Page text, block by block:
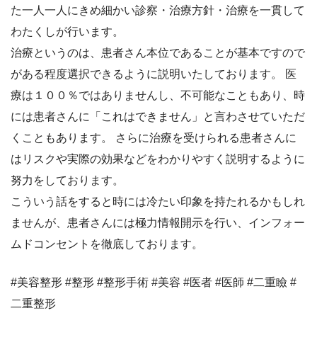
た一人一人にきめ細かい診察・治療方針・治療を一貫して
わたくしが行います。
治療というのは、患者さん本位であることが基本ですので
がある程度選択できるように説明いたしております。 医
療は１００％ではありませんし、不可能なこともあり、時
には患者さんに「これはできません」と言わさせていただ
くこともあります。 さらに治療を受けられる患者さんに
はリスクや実際の効果などをわかりやすく説明するように
努力をしております。
こういう話をすると時には冷たい印象を持たれるかもしれ
ませんが、患者さんには極力情報開示を行い、インフォー
ムドコンセントを徹底しております。
#美容整形 #整形 #整形手術 #美容 #医者 #医師 #二重瞼 #
二重整形